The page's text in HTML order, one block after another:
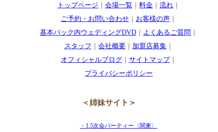
トップページ 会場一覧｜ 料金 流れ｜
ご予約・お問い合わせ｜ お客様の声｜
基本パック内ウェディングDVD｜ よくあるご質問
スタッフ
会社概要｜ 加盟店募集｜
オフィシャルブログ｜ サイトマップ｜
プライバシーポリシー
＜姉妹サイト＞
・1.5次会パーティー〈関東〉